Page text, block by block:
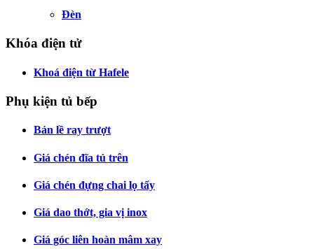
Đèn
Khóa điện tử
Khoá điện từ Hafele
Phụ kiện tủ bếp
Bản lề ray trượt
Giá chén đĩa tủ trên
Giá chén đựng chai lọ tẩy
Giá dao thớt, gia vị inox
Giá góc liên hoàn mâm xay